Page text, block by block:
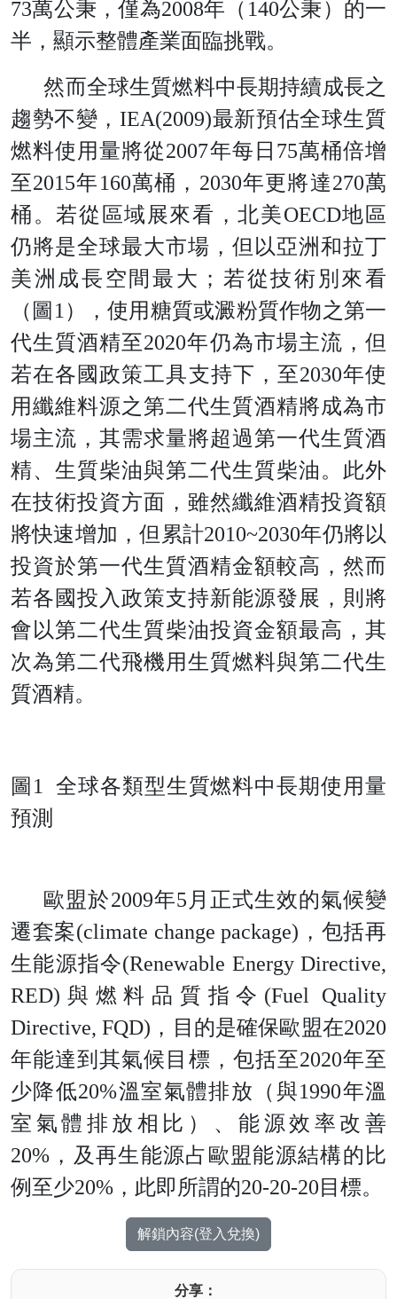
73萬公秉，僅為2008年 （ 140公秉）的一
半，顯示整體產業面臨挑戰。
然而全球生質燃料中長期持續成長之
趨勢不變 ， IEA(2009)最新預估全球生質
燃料使用量將從2007年每 日 75萬桶倍增
至2015年160萬桶 ， 2030年更將達270萬
桶。若從區域展來看，北美OECD地區
仍將是全球最大市場，但以亞洲和拉丁
美洲成長空間最大；若從技術別來看
（ 圖 1 ），使用糖質或澱粉質作物之第一
代生質酒精至2020年仍為市場主流，但
若在各國政策工具支持下， 至2030年使
用纖維料源之第二代生質酒精將成為市
場主流，其需求量將超過第一代生質酒
精、生質柴油與第二代生質柴油。此外
在技術投資方面，雖然纖維酒精投資額
將快速增加，但累計2010~2030年仍將以
投資於第一代生質酒精金額較高，然而
若各國投入政策支持新能源發展，則將
會以第二代生質柴油投資金額最高，其
次為第二代飛機用生質燃料與第二代生
質酒精。
圖 1
全球各類型生質燃料中長期使用量
預測
歐盟於2009年5 月正式生效的氣候變
遷套案(climate change package) ，包括再
生能源指令(Renewable Energy Directive,
RED) 與燃料品質指令 (Fuel Quality
Directive, FQD) ，目的是確保歐盟在2020
年能達到其氣候目標，包括至2020年至
少降低20%溫室氣體排放（與1990年溫
室氣體排放相比）、能源效率改 善
20% ，及再生能源占歐盟能源結構的比
例至少20% ，此即所謂的20-20-20 目標。
解鎖內容(登入兌換)
分享：